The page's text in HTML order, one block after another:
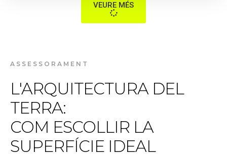
VEURE MÉS
ASSESSORAMENT
L'ARQUITECTURA DEL
TERRA:
COM ESCOLLIR LA
SUPERFÍCIE IDEAL